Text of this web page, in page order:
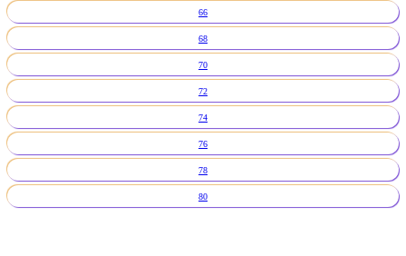
66
68
70
72
74
76
78
80